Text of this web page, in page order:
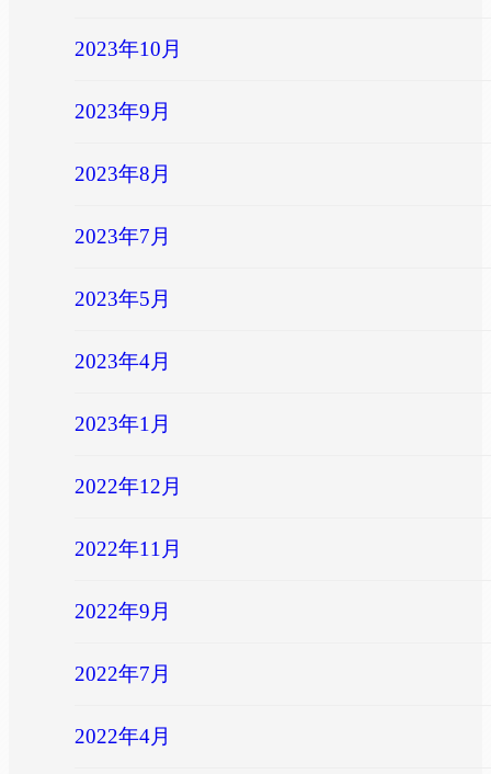
2023年10月
2023年9月
2023年8月
2023年7月
2023年5月
2023年4月
2023年1月
2022年12月
2022年11月
2022年9月
2022年7月
2022年4月